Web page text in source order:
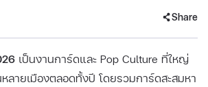
Share
เป็นงานการ์ดและ Pop Culture ที่ใหญ่
ลายเมืองตลอดทั้งปี โดยรวมการ์ดสะสมหา